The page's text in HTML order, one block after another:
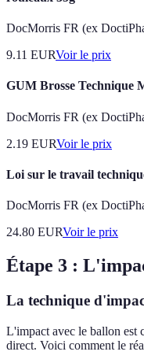
DocMorris FR (ex
9.11 EURVoir le prix
GUM Brosse Technique
DocMorris FR (ex
2.19 EURVoir le prix
Loi sur le travail
DocMorris FR (ex
24.80 EURVoir le prix
Étape 3 :
La technique
L'impact avec le ballon est
direct. Voici comment le